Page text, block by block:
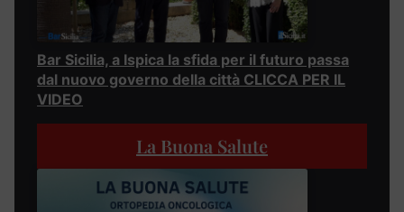
Bar Sicilia, a Ispica la sfida per il futuro passa
dal nuovo governo della città CLICCA PER IL
VIDEO
La Buona Salute